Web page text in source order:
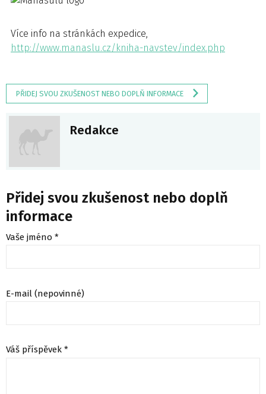
Více info na stránkách expedice,
http://www.manaslu.cz/kniha-navstev/index.php
PŘIDEJ SVOU ZKUŠENOST NEBO DOPLŇ INFORMACE
Redakce
Přidej svou zkušenost nebo doplň
informace
Vaše jméno *
E-mail (nepovinné)
Váš příspěvek *